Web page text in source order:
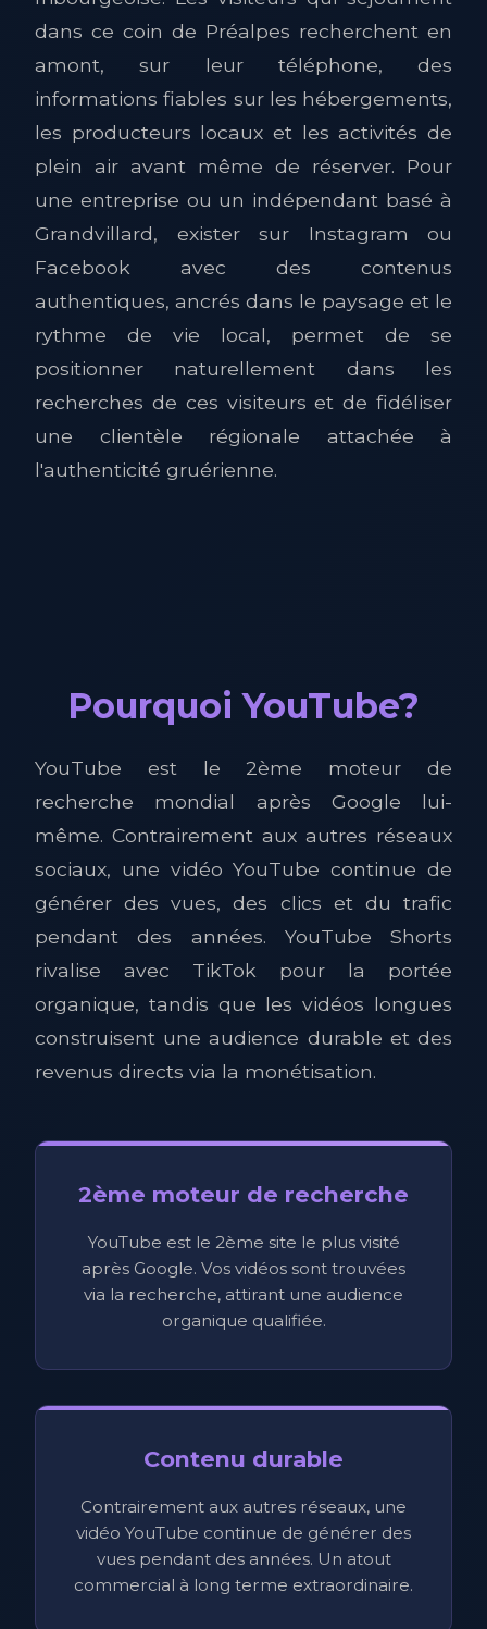
dans ce coin de Préalpes recherchent en
amont, sur leur téléphone, des
informations fiables sur les hébergements,
les producteurs locaux et les activités de
plein air avant même de réserver. Pour
une entreprise ou un indépendant basé à
Grandvillard, exister sur Instagram ou
Facebook avec des contenus
authentiques, ancrés dans le paysage et le
rythme de vie local, permet de se
positionner naturellement dans les
recherches de ces visiteurs et de fidéliser
une clientèle régionale attachée à
l'authenticité gruérienne.
Pourquoi YouTube?
YouTube est le 2ème moteur de
recherche mondial après Google lui-
même. Contrairement aux autres réseaux
sociaux, une vidéo YouTube continue de
générer des vues, des clics et du trafic
pendant des années. YouTube Shorts
rivalise avec TikTok pour la portée
organique, tandis que les vidéos longues
construisent une audience durable et des
revenus directs via la monétisation.
2ème moteur de recherche
YouTube est le 2ème site le plus visité
après Google. Vos vidéos sont trouvées
via la recherche, attirant une audience
organique qualifiée.
Contenu durable
Contrairement aux autres réseaux, une
vidéo YouTube continue de générer des
vues pendant des années. Un atout
commercial à long terme extraordinaire.